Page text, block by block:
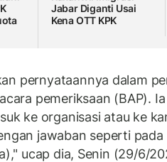
Jabar Diganti Usai
Kena OTT KPK
pernyataannya dalam
pemeriksaan (BAP).
ke organisasi atau ke
jawaban seperti
ucap dia, Senin (29/6/